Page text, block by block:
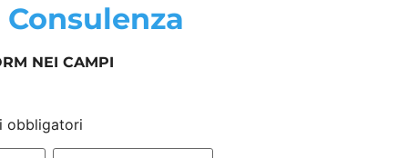
Consulenza
NEI CAMPI
obbligatori